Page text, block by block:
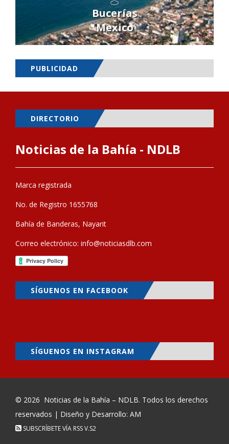
Bucerías
Mexico
PUBLICIDAD
DIRECTORIO
Noticias de la Bahía - NDLB
Marca registrada
No. de Registro 1655768
Bahía de Banderas, Nayarit
Correo electrónico: info@noticiasdlb.com
SÍGUENOS EN FACEBOOK
SÍGUENOS EN INSTAGRAM
© 2026 Noticias de la Bahía – NDLB. Todos los derechos
reservados | Diseño y Desarrollo: AM
SUBSCRÍBETE VÍA RSSV.S2